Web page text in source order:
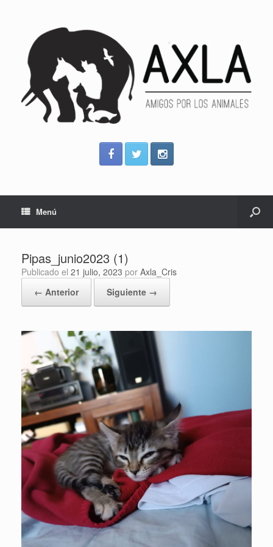
Menú
Pipas_junio2023 (1)
Publicado el 21 julio, 2023 por Axla_Cris
← Anterior
Siguiente →